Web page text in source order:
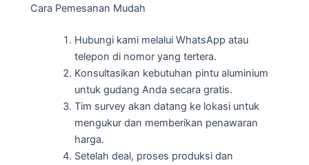
Cara Pemesanan Mudah
Hubungi kami melalui WhatsApp atau
telepon di nomor yang tertera.
Konsultasikan kebutuhan pintu aluminium
untuk gudang Anda secara gratis.
Tim survey akan datang ke lokasi untuk
mengukur dan memberikan penawaran
harga.
Setelah deal, proses produksi dan